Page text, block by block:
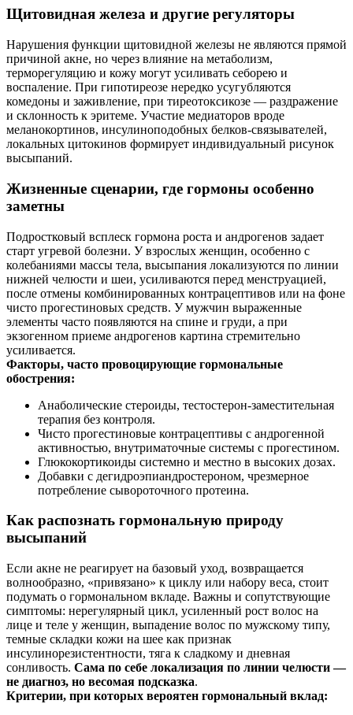
Щитовидная железа и другие регуляторы
Нарушения функции щитовидной железы не являются прямой
причиной акне, но через влияние на метаболизм,
терморегуляцию и кожу могут усиливать себорею и
воспаление. При гипотиреозе нередко усугубляются
комедоны и заживление, при тиреотоксикозе — раздражение
и склонность к эритеме. Участие медиаторов вроде
меланокортинов, инсулиноподобных белков‑связывателей,
локальных цитокинов формирует индивидуальный рисунок
высыпаний.
Жизненные сценарии, где гормоны особенно
заметны
Подростковый всплеск гормона роста и андрогенов задает
старт угревой болезни. У взрослых женщин, особенно с
колебаниями массы тела, высыпания локализуются по линии
нижней челюсти и шеи, усиливаются перед менструацией,
после отмены комбинированных контрацептивов или на фоне
чисто прогестиновых средств. У мужчин выраженные
элементы часто появляются на спине и груди, а при
экзогенном приеме андрогенов картина стремительно
усиливается.
Факторы, часто провоцирующие гормональные
обострения:
Анаболические стероиды, тестостерон‑заместительная
терапия без контроля.
Чисто прогестиновые контрацептивы с андрогенной
активностью, внутриматочные системы с прогестином.
Глюкокортикоиды системно и местно в высоких дозах.
Добавки с дегидроэпиандростероном, чрезмерное
потребление сывороточного протеина.
Как распознать гормональную природу
высыпаний
Если акне не реагирует на базовый уход, возвращается
волнообразно, «привязано» к циклу или набору веса, стоит
подумать о гормональном вкладе. Важны и сопутствующие
симптомы: нерегулярный цикл, усиленный рост волос на
лице и теле у женщин, выпадение волос по мужскому типу,
темные складки кожи на шее как признак
инсулинорезистентности, тяга к сладкому и дневная
сонливость. Сама по себе локализация по линии челюсти —
не диагноз, но весомая подсказка.
Критерии, при которых вероятен гормональный вклад: